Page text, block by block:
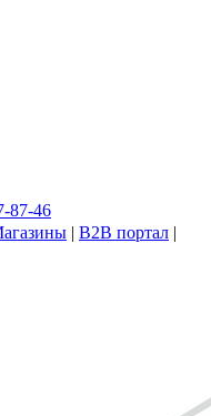
87-46
| B2B портал |